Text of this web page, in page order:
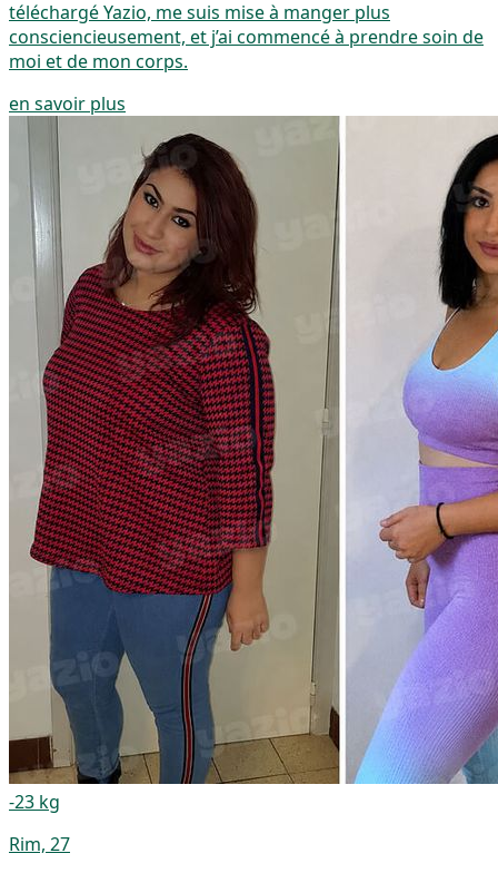
téléchargé Yazio, me suis mise à manger plus
consciencieusement, et j’ai commencé à prendre soin de
moi et de mon corps.
en savoir plus
-23 kg
Rim, 27